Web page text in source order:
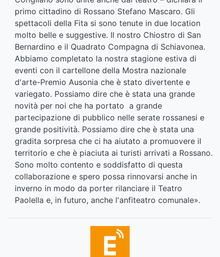
primo cittadino di Rossano Stefano Mascaro. Gli
spettacoli della Fita si sono tenute in due location
molto belle e suggestive. Il nostro Chiostro di San
Bernardino e il Quadrato Compagna di Schiavonea.
Abbiamo completato la nostra stagione estiva di
eventi con il cartellone della Mostra nazionale
d'arte-Premio Ausonia che è stato divertente e
variegato. Possiamo dire che è stata una grande
novità per noi che ha portato a grande
partecipazione di pubblico nelle serate rossanesi e
grande positività. Possiamo dire che è stata una
gradita sorpresa che ci ha aiutato a promuovere il
territorio e che è piaciuta ai turisti arrivati a Rossano.
Sono molto contento e soddisfatto di questa
collaborazione e spero possa rinnovarsi anche in
inverno in modo da porter rilanciare il Teatro
Paolella e, in futuro, anche l'anfiteatro comunale».